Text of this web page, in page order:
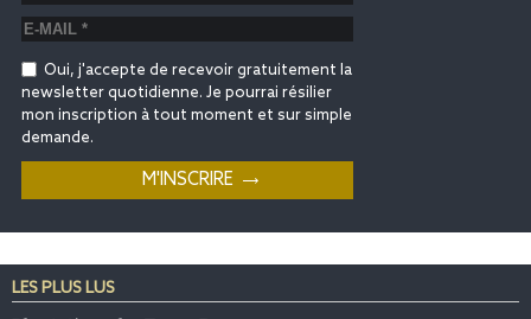
Oui, j'accepte de recevoir gratuitement la
newsletter quotidienne. Je pourrai résilier
mon inscription à tout moment et sur simple
demande.
LES PLUS LUS